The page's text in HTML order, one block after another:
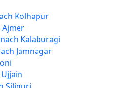
Kolhapur
Ajmer
Kalaburagi
Jamnagar